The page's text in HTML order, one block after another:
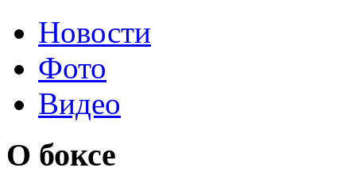
Новости
Фото
Видео
О боксе